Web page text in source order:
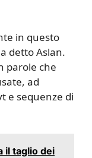
in questo
detto Aslan.
parole che
ad
e sequenze di
il taglio dei